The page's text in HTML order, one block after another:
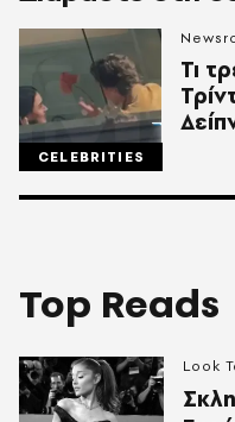
CELEBRITIES
Τι
Top Reads
Look